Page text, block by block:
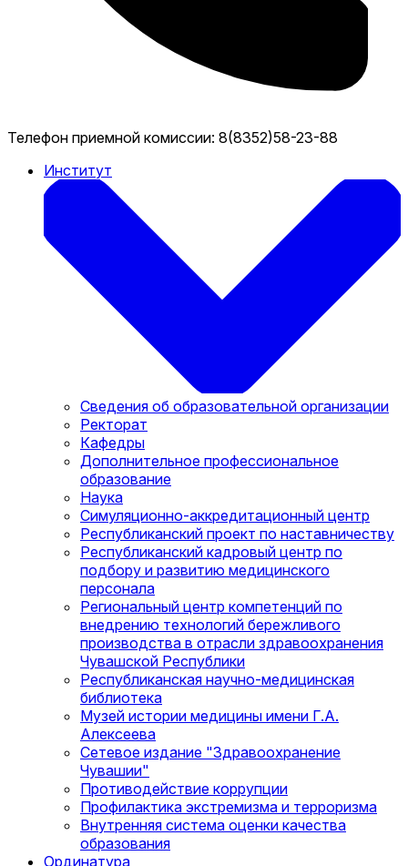
Телефон приемной комиссии: 8(8352)58-23-88
Институт
Сведения об образовательной организации
Ректорат
Кафедры
Дополнительное профессиональное
образование
Наука
Симуляционно-аккредитационный центр
Республиканский проект по наставничеству
Республиканский кадровый центр по
подбору и развитию медицинского
персонала
Региональный центр компетенций по
внедрению технологий бережливого
производства в отрасли здравоохранения
Чувашской Республики
Республиканская научно-медицинская
библиотека
Музей истории медицины имени Г.А.
Алексеева
Сетевое издание "Здравоохранение
Чувашии"
Противодействие коррупции
Профилактика экстремизма и терроризма
Внутренняя система оценки качества
образования
Ординатура